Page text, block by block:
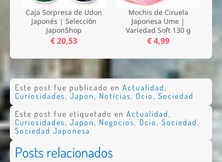
Caja Sorpresa de Udon
Japonés | Selección
JaponShop
€ 20,53
Mochis de Ciruela
Japonesa Ume |
Variedad Soft 130 g
€ 4,99
Este post fue publicado en Actualidad,
Curiosidades, Japon, Noticias, Ocio, Sociedad
Este post fue etiquetado en Actualidad,
Curiosidades, Japon, Negocios, Ocio, Sociedad,
Sociedad Japonesa
Posts relacionados